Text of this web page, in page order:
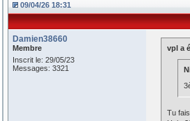
09/04/26 18:31
Damien38660
Membre
Inscrit le: 29/05/23
Messages: 3321
vpl a
Tu